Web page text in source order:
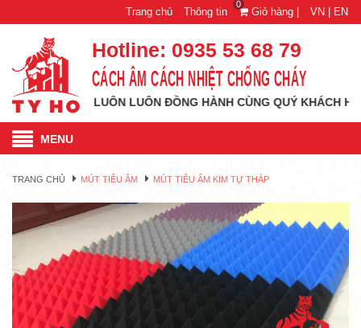
Trang chủ Thông tin
0
Giỏ hàng | VN | EN
Hotline: 0935 53 68 79
CÁCH ÂM CÁCH NHIỆT CHỐNG CHÁY
MỚI VÀ LUÔN LUÔN ĐỒNG HÀNH CÙNG QUÝ KHÁCH HÀNG
MENU
TRANG CHỦ MÚT TIÊU ÂM MÚT TIÊU ÂM KIM TỰ THÁP